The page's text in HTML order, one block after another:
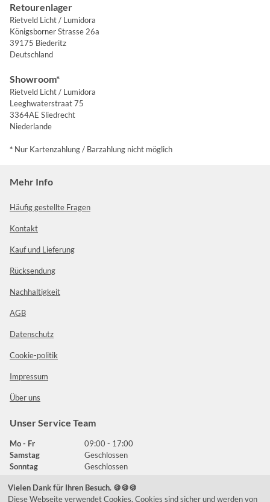
Retourenlager
Rietveld Licht / Lumidora
Königsborner Strasse 26a
39175 Biederitz
Deutschland
Showroom*
Rietveld Licht / Lumidora
Leeghwaterstraat 75
3364AE Sliedrecht
Niederlande
* Nur Kartenzahlung / Barzahlung nicht möglich
Mehr Info
Häufig gestellte Fragen
Kontakt
Kauf und Lieferung
Rücksendung
Nachhaltigkeit
AGB
Datenschutz
Cookie-politik
Impressum
Über uns
Unser Service Team
Mo - Fr
09:00 - 17:00
Samstag
Geschlossen
Sonntag
Geschlossen
Vielen Dank für Ihren Besuch. 🍪🍪🍪
Diese Webseite verwendet Cookies. Cookies sind sicher und werden von